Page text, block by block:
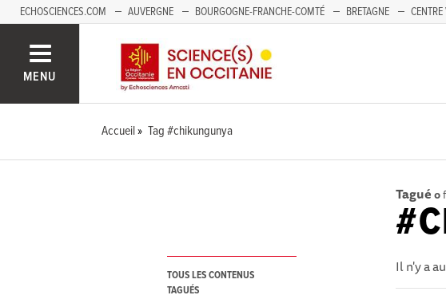
ECHOSCIENCES.COM AUVERGNE BOURGOGNE-FRANCHE-COMTÉ BRETAGNE
MENU
Accueil Tag #chikungunya
TOUS LES CONTENUS
TAGUÉS
Tagué 0
Il n'y a